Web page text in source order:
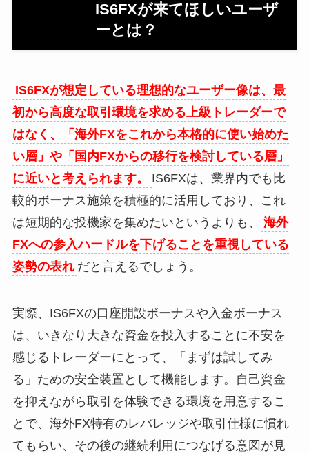
IS6FXが来てほしいユーザ
ーとは？
IS6FXが想定している理想的なユーザー像は、最
初から高度な取引環境を求める上級トレーダーで
はなく、「海外FXをこれから本格的に使い始めた
い層」や「国内FXからの移行を検討している層」
に近いと考えられます。
IS6FXは、業界内でも比
較的ボーナス施策を積極的に活用しており、これ
は短期的な投機家を集めたいというよりも、
海外
FXへの参入ハードルを下げることを重視している
姿勢の表れ だと言えるでしょう。
実際、IS6FXの口座開設ボーナスや入金ボーナス
は、いきなり大きな資金を投入することに不安を
感じるトレーダーにとって、「まずは試してみ
る」ための安全装置として機能します。自己資金
を抑えながら取引を体験できる環境を用意するこ
とで、海外FX特有のレバレッジや取引仕様に慣れ
てもらい、その後の継続利用につなげる意図が見